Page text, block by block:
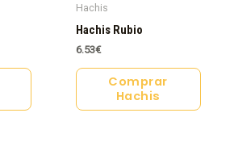
Hachis
Hachis Rubio
6.53€
Comprar
Hachis